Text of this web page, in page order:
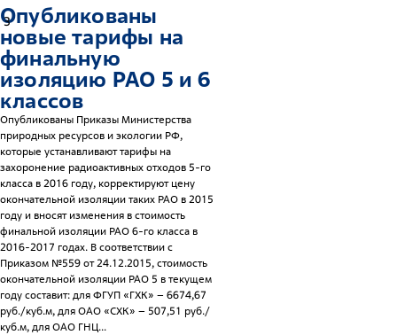
3
Опубликованы
новые тарифы на
финальную
изоляцию РАО 5 и 6
классов
Опубликованы Приказы Министерства
природных ресурсов и экологии РФ,
которые устанавливают тарифы на
захоронение радиоактивных отходов 5-го
класса в 2016 году, корректируют цену
окончательной изоляции таких РАО в 2015
году и вносят изменения в стоимость
финальной изоляции РАО 6-го класса в
2016-2017 годах. В соответствии с
Приказом №559 от 24.12.2015, стоимость
окончательной изоляции РАО 5 в текущем
году составит: для ФГУП «ГХК» – 6674,67
руб./куб.м, для ОАО «СХК» – 507,51 руб./
куб.м, для ОАО ГНЦ...